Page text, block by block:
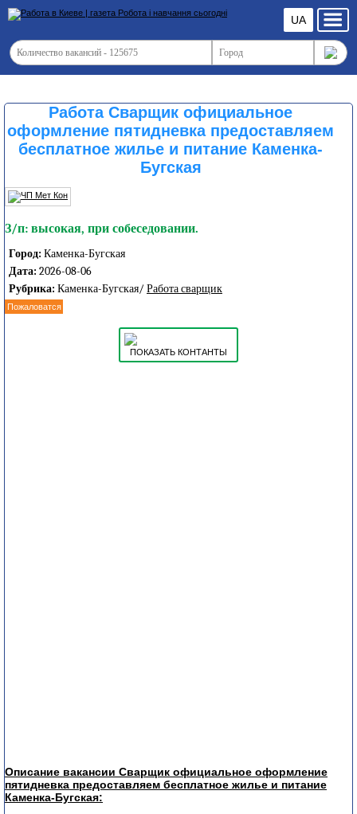
UA
Работа Сварщик официальное
оформление пятидневка предоставляем
бесплатное жилье и питание Каменка-
Бугская
З/п: высокая, при собеседовании.
Город: Каменка-Бугская
Дата: 2026-08-06
Рубрика: Каменка-Бугская/ Работа сварщик
Пожаловатся
ПОКАЗАТЬ КОНТАНТЫ
Описание вакансии Сварщик официальное оформление
пятидневка предоставляем бесплатное жилье и питание
Каменка-Бугская: